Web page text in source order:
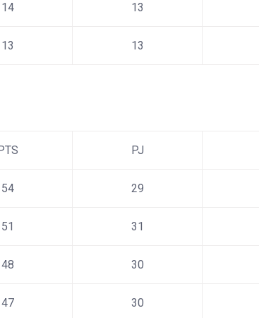
14 13
13 13
PTS PJ
54 29
51 31
48 30
47 30